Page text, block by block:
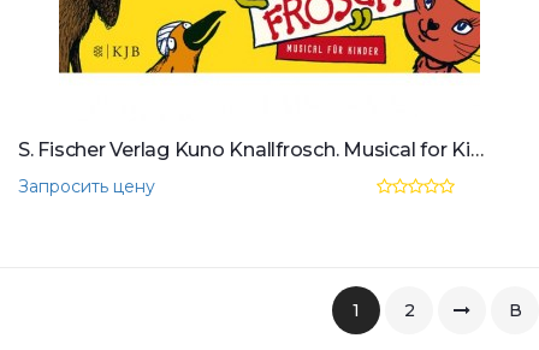
S. Fischer Verlag Kuno Knallfrosch. Musical for Kinder
Запросить цену
1 2 В